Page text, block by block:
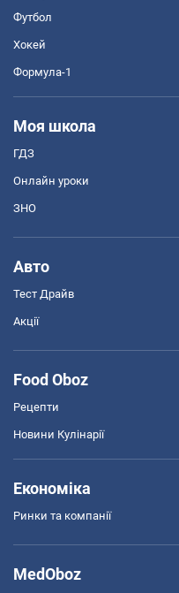
Футбол
Хокей
Формула-1
Моя школа
ГДЗ
Онлайн уроки
ЗНО
Авто
Тест Драйв
Акції
Food Oboz
Рецепти
Новини Кулінарії
Економіка
Ринки та компанії
MedOboz